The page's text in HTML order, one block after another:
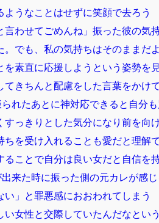
ようなことはせずに笑顔で去ろう
言わせてごめんね」振った彼の気
。でも、私の気持ちはそのままだ
を素直に応援しようという姿勢を
てきちんと配慮をした言葉をかけ
れたあとに神対応できると自分
すっきりとした気分になり前を向
ちを受け入れることも愛だと理解
ることで自分は良い女だと自信を
来た時に振った側の元カレが感
い」と罪悪感におおわれてしまう
い女性と交際していたんだなとい